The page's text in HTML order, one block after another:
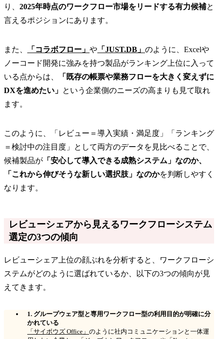
り、 2025年時点のワークフロー市場をリードする有力候補と
言えるポジションにあります。
また、 「コラボフロー」 や 「JUST.DB」 のように、Excelや
ノーコード開発に強みを持つ製品がランキング上位に入って
いる点からは、
「既存の帳票や業務フローを大きく変えずに
DXを進めたい」 という企業側のニーズの高まりも見て取れ
ます。
このように、「レビュー＝導入実績・満足度」「ランキング
＝検討中の注目度」として両方のデータを見比べることで、
候補製品が 「安心して導入できる成熟システム」なのか、
「これから伸びそうな新しい選択肢」なのかを判断しやすく
なります。
レビューシェアから見えるワークフローシステム
選定の3つの傾向
レビューシェア上位の顔ぶれを分析すると、ワークフローシ
ステムがどのように選ばれているか、以下の3つの傾向が見
えてきます。
1. グループウェア型と専用ワークフロー型の利用目的が明確に分
かれている
「サイボウズ Office」 のように社内コミュニケーションと一体運